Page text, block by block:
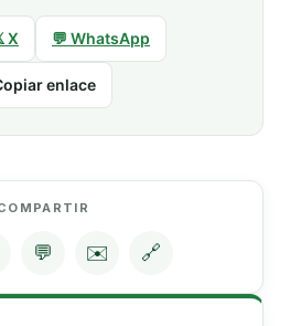
X 💬 WhatsApp
enlace
💬 ✉️ 🔗